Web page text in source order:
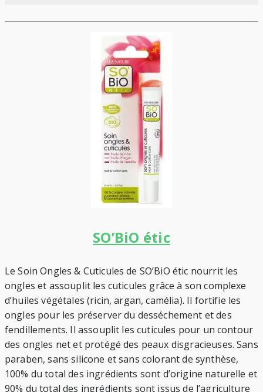
SO’BiO étic
Le Soin Ongles & Cuticules de SO’BiO étic nourrit les
ongles et assouplit les cuticules grâce à son complexe
d’huiles végétales (ricin, argan, camélia). Il fortifie les
ongles pour les préserver du desséchement et des
fendillements. Il assouplit les cuticules pour un contour
des ongles net et protégé des peaux disgracieuses. Sans
paraben, sans silicone et sans colorant de synthèse,
100% du total des ingrédients sont d’origine naturelle et
90% du total des ingrédients sont issus de l’agriculture